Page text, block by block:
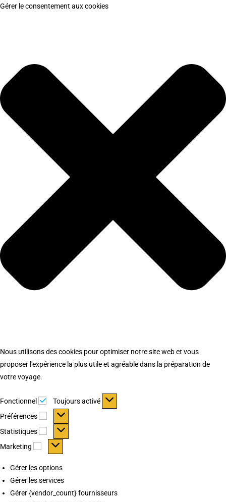
Gérer le consentement aux cookies
Nous utilisons des cookies pour optimiser notre site web et vous
proposer l'expérience la plus utile et agréable dans la préparation de
votre voyage.
Fonctionnel Fonctionnel
Toujours activé
Préférences
Préférences
Statistiques Statistiques
Marketing Marketing
Gérer les options
Gérer les services
Gérer {vendor_count} fournisseurs